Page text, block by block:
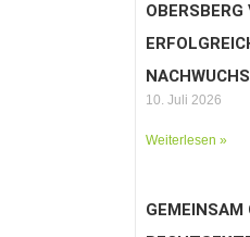
10. Juli 2026
Weiterlesen »
GEMEINSAM